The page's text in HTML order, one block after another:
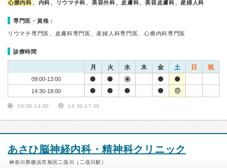
心療内科 、内科、リウマチ科、美容外科、皮膚科、美容皮膚科、産婦人科
専門医・資格：
リウマチ専門医、皮膚科専門医、産婦人科専門医、心療内科専門医
診療時間
月 火 水 木 金 土 日 祝
09:00-13:00
14:30-18:00
09:00-14:00 14:30-17:00
あさひ脳神経内科・精神科クリニック
神奈川県横浜市旭区二俣川（二俣川駅）